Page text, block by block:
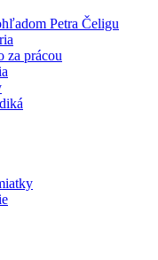
Petra Čeligu
za prácou